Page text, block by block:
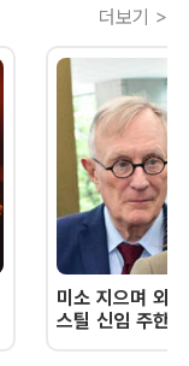
더보기 >
미소 지으며 외
스틸 신임 주한